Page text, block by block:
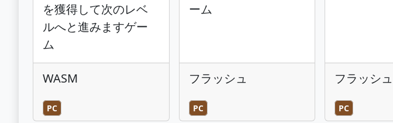
を獲得して次のレベ
ルへと進みますゲー
ム
WASM
PC
ーム
フラッシュ
PC
フラッシュ
PC